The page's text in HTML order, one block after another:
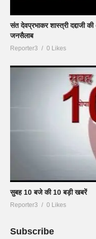
संत देवप्रभाकर शास्त्री दद्दाजी
जनसैलाब
Reporter3 0 Likes
सुबह 10 बजे की 10 बड़ी खबरें
Reporter3 0 Likes
Subscribe